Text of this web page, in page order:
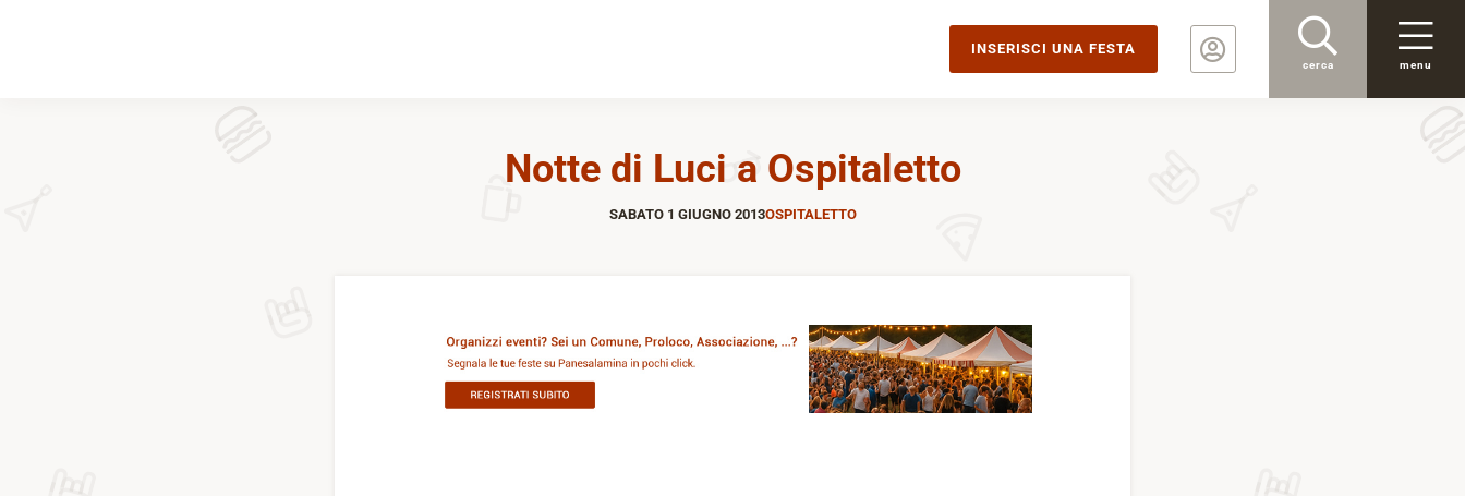
INSERISCI UNA FESTA
cerca menu
Notte di Luci a Ospitaletto
SABATO 1 GIUGNO 2013OSPITALETTO